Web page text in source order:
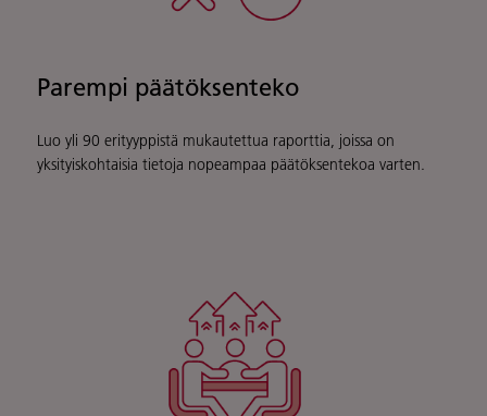
Parempi päätöksenteko
Luo yli 90 erityyppistä mukautettua raporttia, joissa on
yksityiskohtaisia tietoja nopeampaa päätöksentekoa varten.